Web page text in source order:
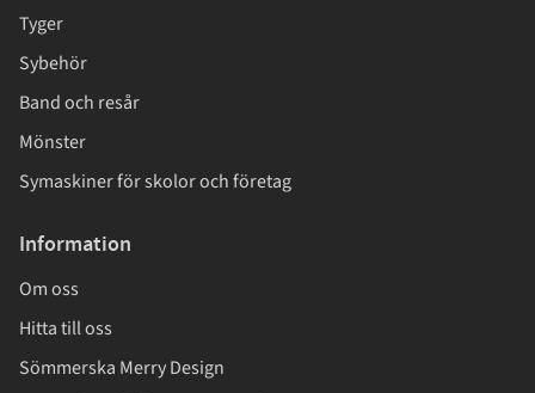
Tyger
Sybehör
Band och resår
Mönster
Symaskiner för skolor och företag
Information
Om oss
Hitta till oss
Sömmerska Merry Design